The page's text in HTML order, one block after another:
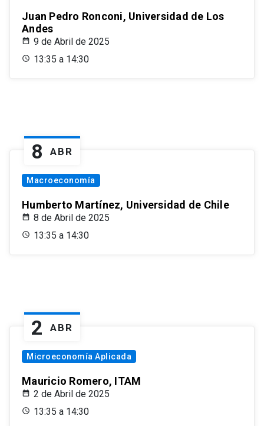
Juan Pedro Ronconi, Universidad de Los
Andes
9 de Abril de 2025
13:35 a 14:30
8 ABR
Macroeconomía
Humberto Martínez, Universidad de Chile
8 de Abril de 2025
13:35 a 14:30
2 ABR
Microeconomía Aplicada
Mauricio Romero, ITAM
2 de Abril de 2025
13:35 a 14:30